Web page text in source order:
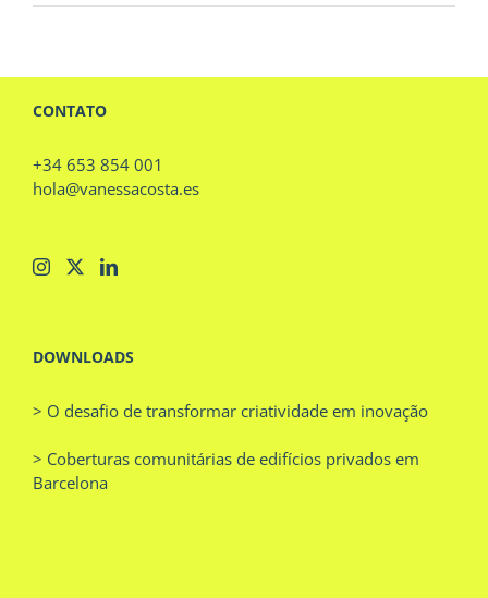
CONTATO
+34 653 854 001
hola@vanessacosta.es
DOWNLOADS
> O desafio de transformar criatividade em inovação
> Coberturas comunitárias de edifícios privados em
Barcelona